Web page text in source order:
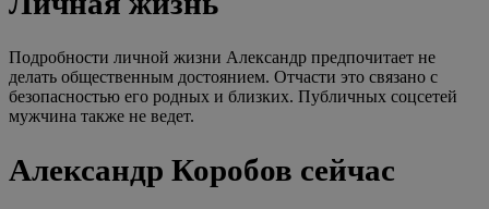
Подробности личной жизни Александр предпочитает не
делать общественным достоянием. Отчасти это связано с
безопасностью его родных и близких. Публичных соцсетей
мужчина также не ведет.
Александр Коробов сейчас